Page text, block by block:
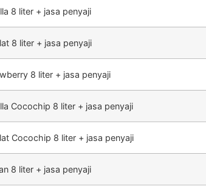
8 liter + jasa penyaji
8 liter + jasa penyaji
8 liter + jasa penyaji
Cocochip 8 liter + jasa penyaji
Cocochip 8 liter + jasa penyaji
8 liter + jasa penyaji